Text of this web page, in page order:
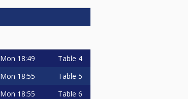
Mon 18:49 Table 4
Mon 18:55 Table 5
Mon 18:55 Table 6